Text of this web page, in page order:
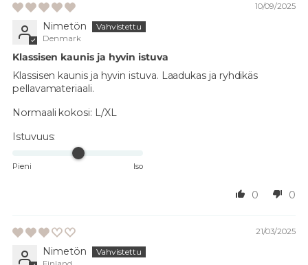
10/09/2025
Nimetön
Denmark
Klassisen kaunis ja hyvin istuva
Klassisen kaunis ja hyvin istuva. Laadukas ja ryhdikäs
pellavamateriaali.
Normaali kokosi: L/XL
Istuvuus:
Pieni Iso
0 0
21/03/2025
Nimetön